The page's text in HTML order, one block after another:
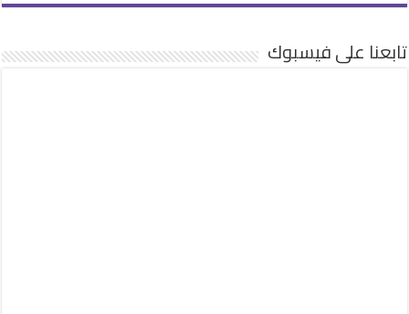
تابعنا على فيسبوك